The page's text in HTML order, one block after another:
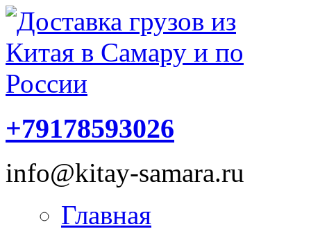
+79178593026
info@kitay-samara.ru
Главная